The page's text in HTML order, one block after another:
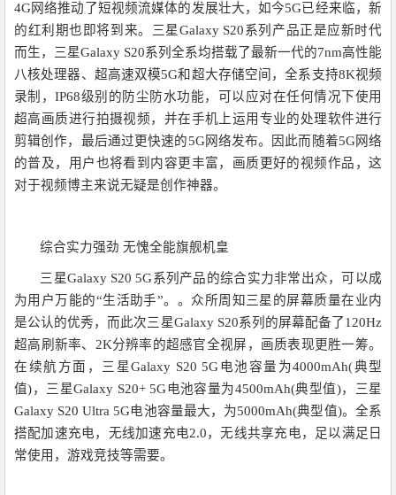
4G网络推动了短视频流媒体的发展壮大，如今5G已经来临，新
的红利期也即将到来。三星Galaxy S20系列产品正是应新时代
而生，三星Galaxy S20系列全系均搭载了最新一代的7nm高性能
八核处理器、超高速双模5G和超大存储空间，全系支持8K视频
录制，IP68级别的防尘防水功能，可以应对在任何情况下使用
超高画质进行拍摄视频，并在手机上运用专业的处理软件进行
剪辑创作，最后通过更快速的5G网络发布。因此而随着5G网络
的普及，用户也将看到内容更丰富，画质更好的视频作品，这
对于视频博主来说无疑是创作神器。
综合实力强劲 无愧全能旗舰机皇
三星Galaxy S20 5G系列产品的综合实力非常出众，可以成
为用户万能的“生活助手”。。众所周知三星的屏幕质量在业内
是公认的优秀，而此次三星Galaxy S20系列的屏幕配备了120Hz
超高刷新率、2K分辨率的超感官全视屏，画质表现更胜一筹。
在续航方面，三星Galaxy S20 5G电池容量为4000mAh(典型
值)，三星Galaxy S20+ 5G电池容量为4500mAh(典型值)，三星
Galaxy S20 Ultra 5G电池容量最大，为5000mAh(典型值)。全系
搭配加速充电，无线加速充电2.0，无线共享充电，足以满足日
常使用，游戏竞技等需要。